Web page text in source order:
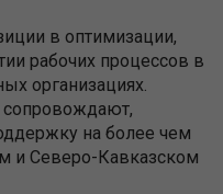
в оптимизации,
рабочих процессов в
организациях.
на более чем
и Северо-Кавказском